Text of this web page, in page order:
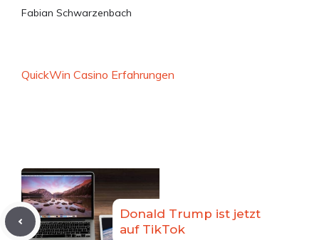
Fabian Schwarzenbach
QuickWin Casino Erfahrungen
Donald Trump ist jetzt
auf TikTok